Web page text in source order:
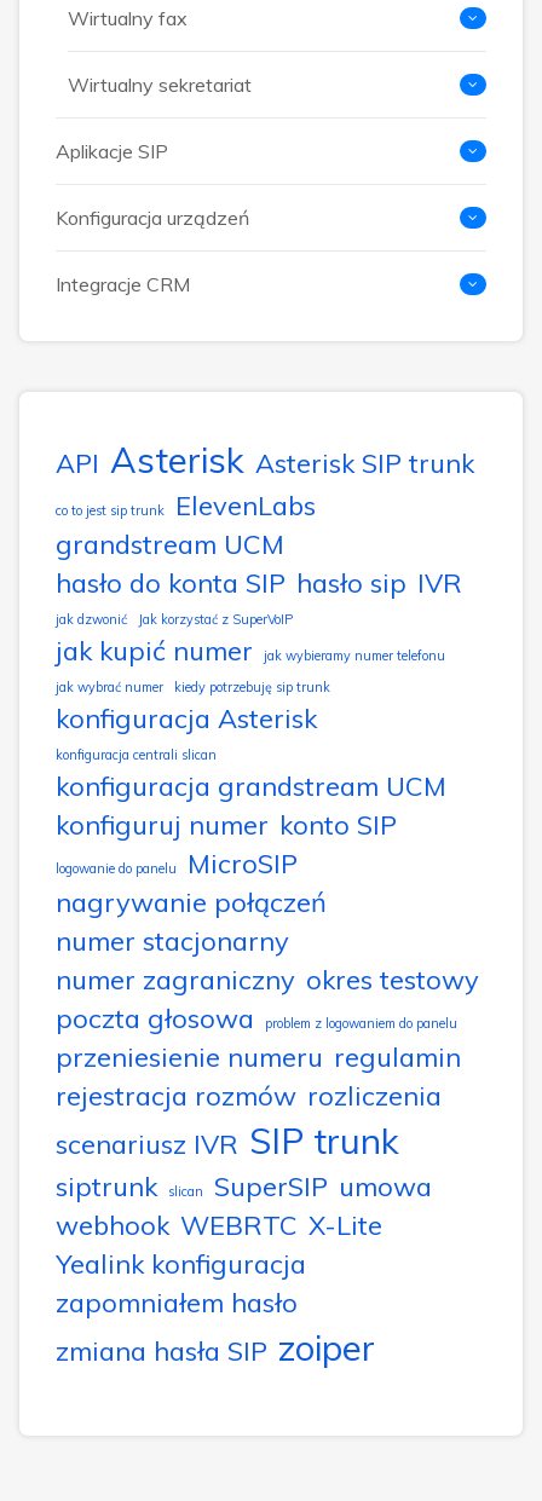
Wirtualny fax
Wirtualny sekretariat
Aplikacje SIP
Konfiguracja urządzeń
Integracje CRM
API Asterisk Asterisk SIP trunk
co to jest sip trunk
ElevenLabs
grandstream UCM
hasło do konta SIP hasło sip IVR
jak dzwonić Jak korzystać z SuperVoIP
jak kupić numer
jak wybieramy numer telefonu
jak wybrać numer
kiedy potrzebuję sip trunk
konfiguracja Asterisk
konfiguracja centrali slican
konfiguracja grandstream UCM
konfiguruj numer konto SIP
logowanie do panelu
MicroSIP
nagrywanie połączeń
numer stacjonarny
numer zagraniczny okres testowy
poczta głosowa
problem z logowaniem do panelu
przeniesienie numeru regulamin
rejestracja rozmów rozliczenia
scenariusz IVR SIP trunk
siptrunk slican SuperSIP umowa
webhook WEBRTC X-Lite
Yealink konfiguracja
zapomniałem hasło
zmiana hasła SIP zoiper